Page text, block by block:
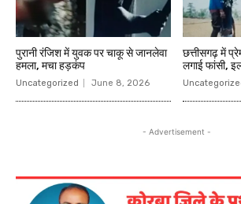
पुरानी रंजिश में युवक पर चाकू से जानलेवा
हमला, मचा हड़कंप
Uncategorized June 8, 2026
छत्तीसगढ़ में
लगाई फांसी,
- Advertisement -